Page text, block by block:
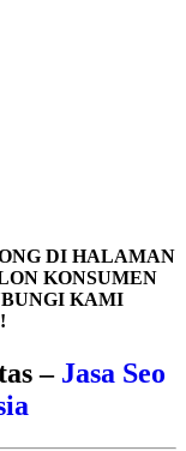
DI HALAMAN
KONSUMEN
KAMI
– Jasa Seo